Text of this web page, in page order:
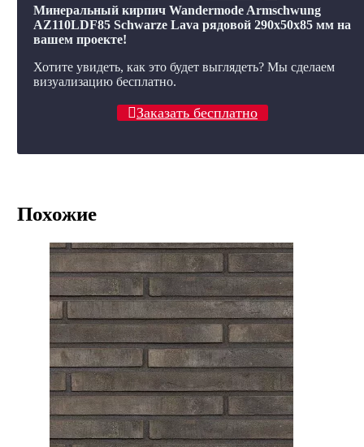
Минеральный кирпич Wandermode Armschwung
AZ110LDF85 Schwarze Lava рядовой 290x50x85 мм на
вашем проекте!
Хотите увидеть, как это будет выглядеть? Мы сделаем
визуализацию бесплатно.
Заказать бесплатно
Похожие